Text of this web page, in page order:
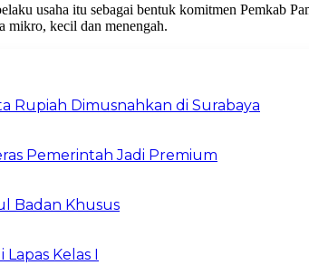
usaha itu sebagai bentuk komitmen Pemkab
mikro, kecil dan menengah.
Rupiah Dimusnahkan di Surabaya
Pemerintah Jadi Premium
Badan Khusus
Kelas I